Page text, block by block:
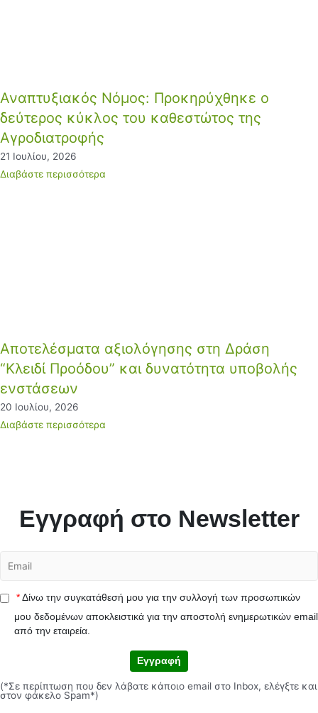
Αναπτυξιακός Νόμος: Προκηρύχθηκε ο
δεύτερος κύκλος του καθεστώτος της
Αγροδιατροφής
21 Ιουλίου, 2026
Διαβάστε περισσότερα
Αποτελέσματα αξιολόγησης στη Δράση
“Κλειδί Προόδου” και δυνατότητα υποβολής
ενστάσεων
20 Ιουλίου, 2026
Διαβάστε περισσότερα
Εγγραφή στο Newsletter
* Δίνω την συγκατάθεσή μου για την συλλογή των προσωπικών
μου δεδομένων αποκλειστικά για την αποστολή ενημερωτικών email
από την εταιρεία.
Εγγραφή
(*Σε περίπτωση που δεν λάβατε κάποιο email στο Inbox, ελέγξτε και
στον φάκελο Spam*)